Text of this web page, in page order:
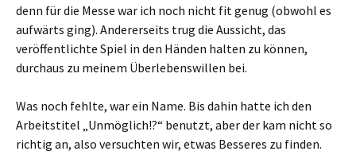
denn für die Messe war ich noch nicht fit genug (obwohl es
aufwärts ging). Andererseits trug die Aussicht, das
veröffentlichte Spiel in den Händen halten zu können,
durchaus zu meinem Überlebenswillen bei.
Was noch fehlte, war ein Name. Bis dahin hatte ich den
Arbeitstitel „Unmöglich!?“ benutzt, aber der kam nicht so
richtig an, also versuchten wir, etwas Besseres zu finden.